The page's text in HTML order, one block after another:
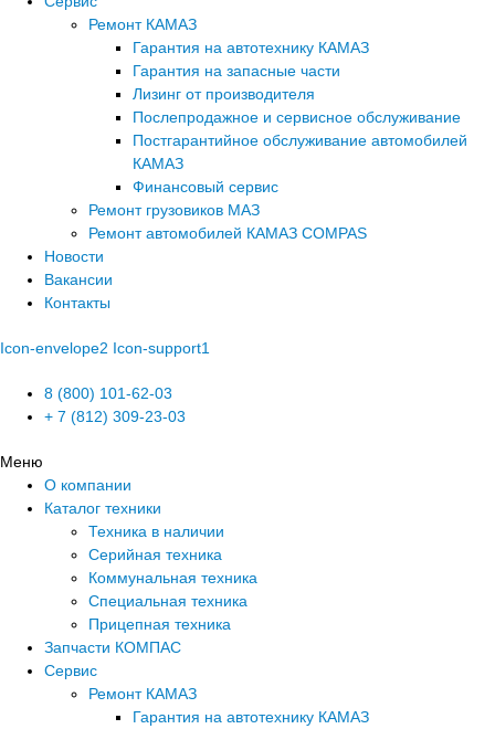
Ремонт КАМАЗ
Гарантия на автотехнику КАМАЗ
Гарантия на запасные части
Лизинг от производителя
Послепродажное и сервисное обслуживание
Постгарантийное обслуживание автомобилей
КАМАЗ
Финансовый сервис
Ремонт грузовиков МАЗ
Ремонт автомобилей КАМАЗ COMPAS
Новости
Вакансии
Контакты
Icon-envelope2 Icon-support1
8 (800) 101-62-03
+ 7 (812) 309-23-03
Меню
О компании
Каталог техники
Техника в наличии
Серийная техника
Коммунальная техника
Специальная техника
Прицепная техника
Запчасти КОМПАС
Сервис
Ремонт КАМАЗ
Гарантия на автотехнику КАМАЗ